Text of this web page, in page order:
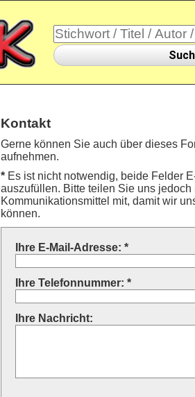
Kontakt
Gerne können Sie auch über dieses
aufnehmen.
* Es ist nicht notwendig, beide Felder
auszufüllen. Bitte teilen Sie uns jedoch
Kommunikationsmittel mit, damit wir
können.
Ihre E-Mail-Adresse: *
Ihre Telefonnummer: *
Ihre Nachricht: